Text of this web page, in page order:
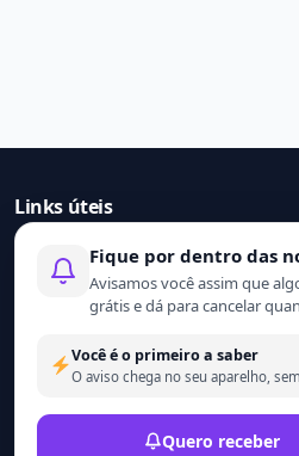
Links úteis
Início
Contato
Sobre nós
Termo de uso
Política de privacidade
© 2021 - 2026 Ler mais. Todos os
Fique por dentro das
Avisamos você assim que
grátis e dá para cancelar
Você é o primeiro a saber
O aviso chega no seu aparelho,
Quero receber